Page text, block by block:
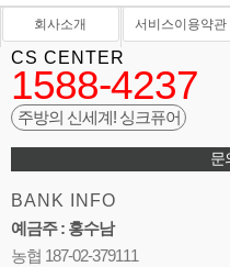
회사소개 서비스이용약관
CS CENTER
1588-4237
주방의 신세계! 싱크퓨어
문
BANK INFO
예금주 : 홍수남
농협 187-02-379111